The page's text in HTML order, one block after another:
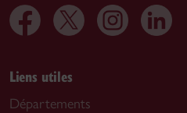
Liens utiles
Départements